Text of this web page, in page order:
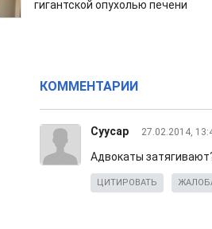
гигантской опухолью печени
КОММЕНТАРИИ
Суусар 27.02.2014,
Адвокаты
ЦИТИРОВАТЬ